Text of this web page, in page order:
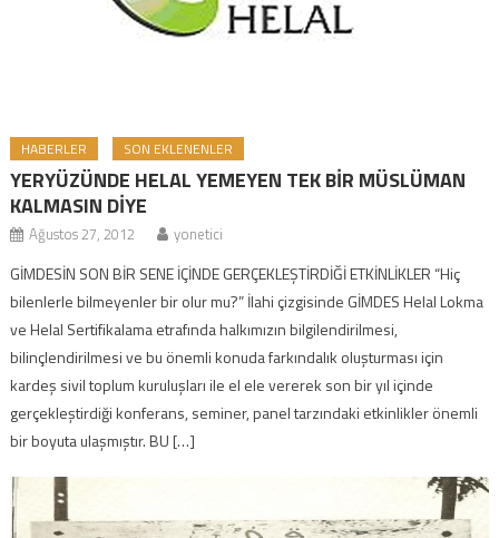
HABERLER SON EKLENENLER
YERYÜZÜNDE HELAL YEMEYEN TEK BİR MÜSLÜMAN
KALMASIN DİYE
Ağustos 27, 2012 yonetici
GİMDESİN SON BİR SENE İÇİNDE GERÇEKLEŞTİRDİĞİ ETKİNLİKLER “Hiç
bilenlerle bilmeyenler bir olur mu?” İlahi çizgisinde GİMDES Helal Lokma
ve Helal Sertifikalama etrafında halkımızın bilgilendirilmesi,
bilinçlendirilmesi ve bu önemli konuda farkındalık oluşturması için
kardeş sivil toplum kuruluşları ile el ele vererek son bir yıl içinde
gerçekleştirdiği konferans, seminer, panel tarzındaki etkinlikler önemli
bir boyuta ulaşmıştır. BU […]